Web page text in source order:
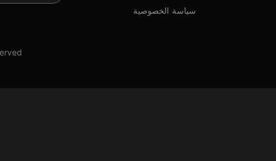
سياسة الخصوصية